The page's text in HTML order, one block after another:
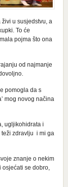
u susjedstvu, a
To će
pojma što ona
od najmanje
pomogla da s
mog novog načina
ugljikohidrata i
teži zdravlju i mi ga
znanje o nekim
osjećati se dobro,